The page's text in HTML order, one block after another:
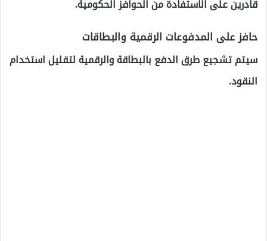
قادرين على الاستفادة من الحوافز الحكومية.
حافز على المدفوعات الرقمية والبطاقات
سيتم تشجيع طرق الدفع بالبطاقة والرقمية لتقليل استخدام
النقود.